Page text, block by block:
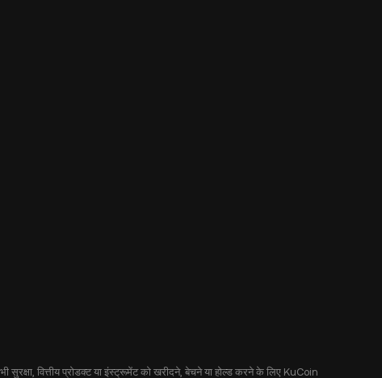
वित्तीय प्रोडक्ट या इंस्ट्रूमेंट को खरीदने, बेचने या होल्ड करने के लिए KuCoin